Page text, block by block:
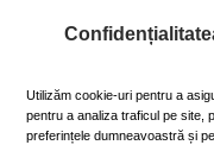
În caz contrar, puteţi
ADAUGĂ
Utilizăm cookie-uri pentru a
pentru a analiza traficul pe site,
preferințele dumneavoastră și